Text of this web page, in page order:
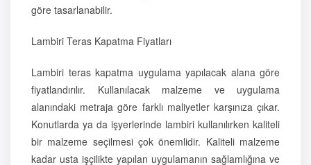
göre tasarlanabilir.
Lambiri Teras Kapatma Fiyatları
Lambiri teras kapatma uygulama yapılacak alana göre
fiyatlandırılır. Kullanılacak malzeme ve uygulama
alanındaki metraja göre farklı maliyetler karşınıza çıkar.
Konutlarda ya da işyerlerinde lambiri kullanılırken kaliteli
bir malzeme seçilmesi çok önemlidir. Kaliteli malzeme
kadar usta işçilikte yapılan uygulamanın sağlamlığına ve